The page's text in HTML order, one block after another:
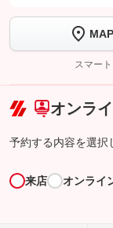
トーク画面で
完了してく
スマー
オンラ
予約する内容を選択
来店 オンライ